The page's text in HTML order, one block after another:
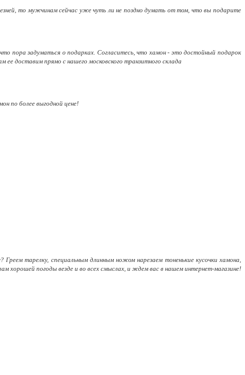
то мужчинам сейчас уже чуть ли не поздно думать от том, что вы подарите
пора задуматься о подарках. Согласитесь, что хамон - это достойный подарок
доставим прямо с нашего московского транзитного склада
по более выгодной цене!
тарелку, специальным длинным ножом нарезаем тоненькие кусочки хамона,
хорошей погоды везде и во всех смыслах, и ждем вас в нашем интернет-магазине!